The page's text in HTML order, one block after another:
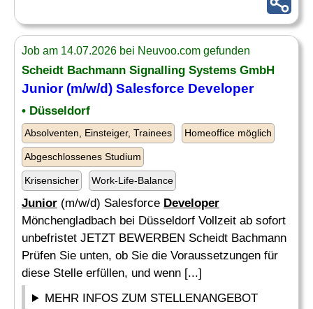
Job am 14.07.2026 bei Neuvoo.com gefunden
Scheidt Bachmann Signalling Systems GmbH
Junior(m/w/d) Salesforce Developer
• Düsseldorf
Absolventen, Einsteiger, Trainees Homeoffice möglich
Abgeschlossenes Studium
Krisensicher Work-Life-Balance
Junior (m/w/d) Salesforce Developer
Mönchengladbach bei Düsseldorf Vollzeit ab sofort
unbefristet JETZT BEWERBEN Scheidt Bachmann
Prüfen Sie unten, ob Sie die Voraussetzungen für
diese Stelle erfüllen, und wenn [...]
MEHR INFOS ZUM STELLENANGEBOT